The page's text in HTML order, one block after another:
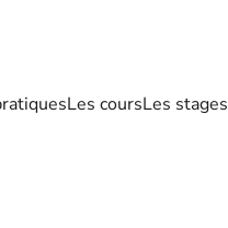
Les coursLes stages